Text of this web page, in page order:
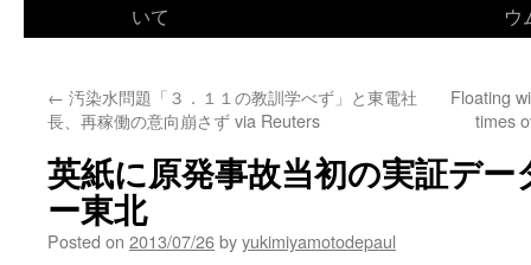
いて
ウ
← 汚染水問題「３．１１の教訓学べず」と東電社
長、再稼働の意向崩さず via Reuters
Floating
times
英紙に原発事故当初の実証デ
ー東北
Posted on 2013/07/26byyukimiyamotodepaul